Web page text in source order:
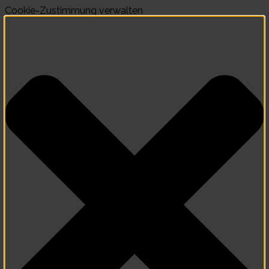
Cookie-Zustimmung verwalten